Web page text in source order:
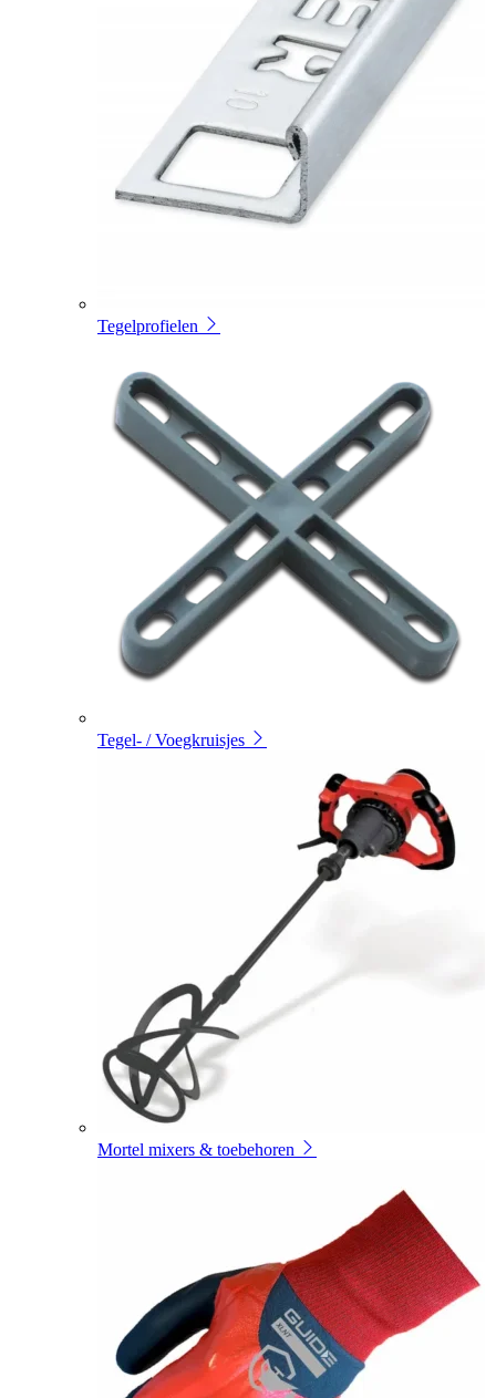
Tegelprofielen
Tegel- / Voegkruisjes
Mortel mixers & toebehoren